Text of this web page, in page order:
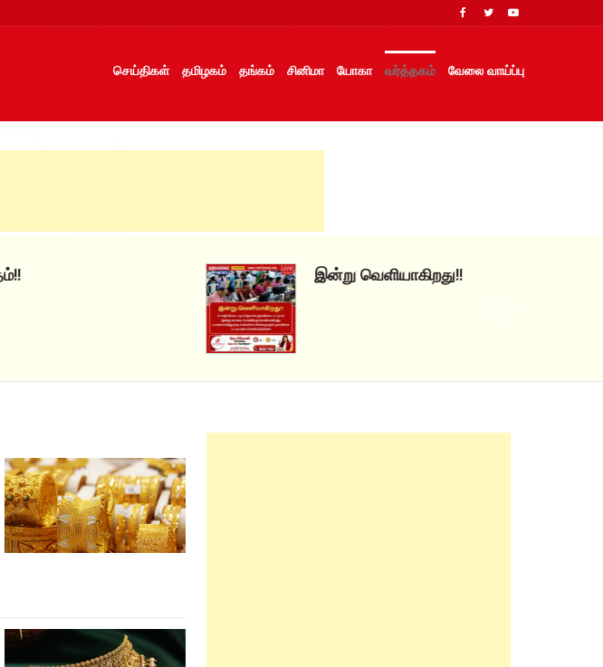
செய்திகள்
தமிழகம் தங்கம் சினிமா யோகா வர்த்தகம் வேலை வாய்ப்பு
இன்று வெளியாகிறது!!